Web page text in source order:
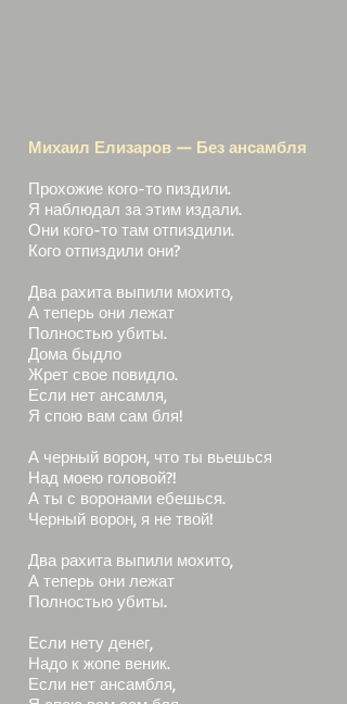
Михаил Елизаров — Без ансамбля
Прохожие кого-то пиздили.
Я наблюдал за этим издали.
Они кого-то там отпиздили.
Кого отпиздили они?
Два рахита выпили мохито,
А теперь они лежат
Полностью убиты.
Дома быдло
Жрет свое повидло.
Если нет ансамля,
Я спою вам сам бля!
А черный ворон, что ты вьешься
Над моею головой?!
А ты с воронами ебешься.
Черный ворон, я не твой!
Два рахита выпили мохито,
А теперь они лежат
Полностью убиты.
Если нету денег,
Надо к жопе веник.
Если нет ансамбля,